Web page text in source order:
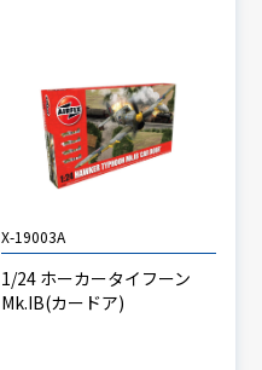
X-19003A
1/24 ホーカータイフーン
Mk.IB(カードア)